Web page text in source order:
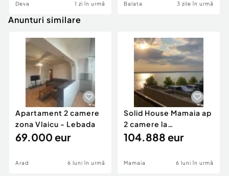
Deva 1 zi în urmă Balata 3 zile în urmă
Anunturi similare
Apartament 2 camere
zona Vlaicu - Lebada
69.000 eur
Arad 6 luni în urmă
Solid House Mamaia ap
2 camere la
cheie,langa Mega
104.888 eur
Mamaia 6 luni în urmă